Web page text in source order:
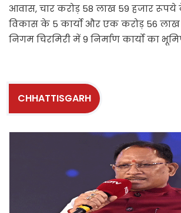
आवास, चार करोड़ 58 लाख 59 हजार रूपये
विकास के 5 कार्यो और एक करोड़ 56
निगम चिरमिरी में 9 निर्माण कार्यो का
CHHATTISGARH